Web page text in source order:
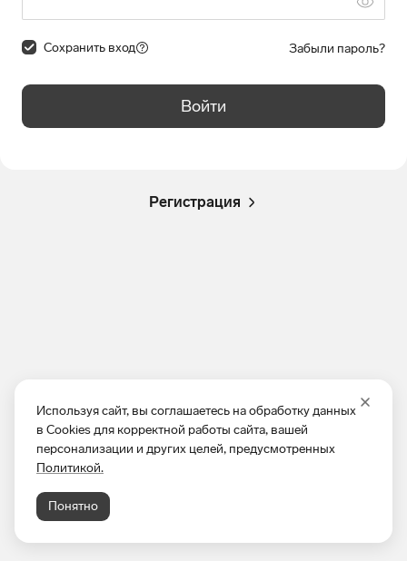
Используя сайт, вы соглашаетесь на обработку данных
в Cookies для корректной работы сайта, вашей
персонализации и других целей, предусмотренных
Политикой.
Понятно
Сохранить вход Забыли пароль?
Войти
Регистрация